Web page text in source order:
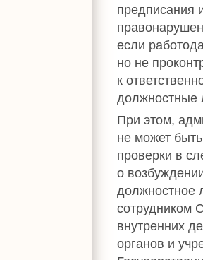
предписания
если
но не
к
должностные
При этом,
не может
проверки в
о
должностное
сотрудником
внутренних
органов и